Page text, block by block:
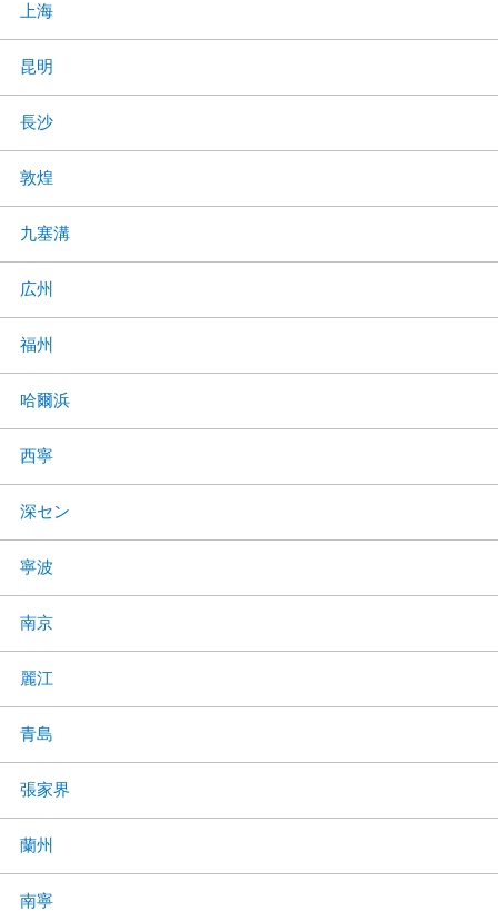
上海
昆明
長沙
敦煌
九塞溝
広州
福州
哈爾浜
西寧
深セン
寧波
南京
麗江
青島
張家界
蘭州
南寧